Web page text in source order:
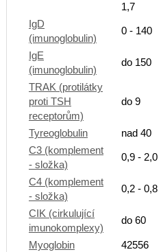
1,7
IgD
(imunoglobulin)
0 - 140
IgE
(imunoglobulin)
do 150
TRAK (protilátky
proti TSH
receptorům)
do 9
Tyreoglobulin nad 40
C3 (komplement
- složka)
0,9 - 2,0
C4 (komplement
- složka)
0,2 - 0,8
CIK (cirkulující
imunokomplexy)
do 60
Myoglobin 42556